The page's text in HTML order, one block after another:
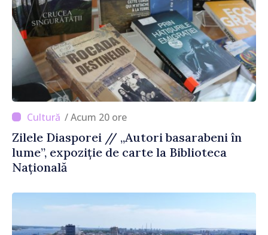
/ Acum 20 ore
Zilele Diasporei // „Autori basarabeni în
lume”, expoziție de carte la Biblioteca
Națională